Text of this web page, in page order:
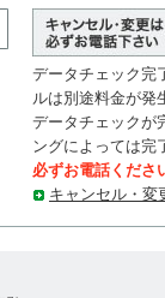
データチェック完
ルは別途料金が発
データチェックが
ングによっては完
必ずお電話くださ
キャンセル・変